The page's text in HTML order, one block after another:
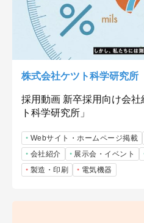
株式会社ケツト科学研究所
採用動画 新卒採用向け会
ト科学研究所」
Webサイト・ホームページ掲載
会社紹介
展示会・イベント
製造・印刷
電気機器